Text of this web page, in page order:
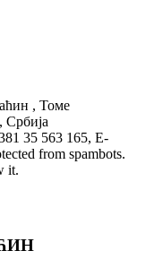
, Томе
35 563 165, E-
from spambots.
it.